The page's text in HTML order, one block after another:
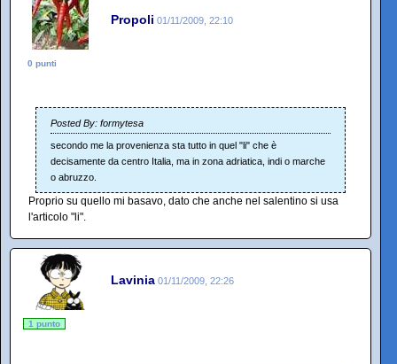
Propoli 01/11/2009, 22:10
0 punti
Posted By: formytesa
secondo me la provenienza sta tutto in quel "li" che è
decisamente da centro Italia, ma in zona adriatica, indi o marche
o abruzzo.
Proprio su quello mi basavo, dato che anche nel salentino si usa
l'articolo "li".
Lavinia 01/11/2009, 22:26
1 punto